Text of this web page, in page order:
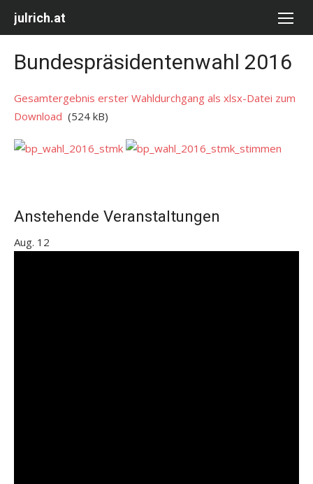
julrich.at
Bundespräsidentenwahl 2016
Gesamtergebnis erster Wahldurchgang als xlsx-Datei zum
Download (524 kB)
Anstehende Veranstaltungen
Aug. 12